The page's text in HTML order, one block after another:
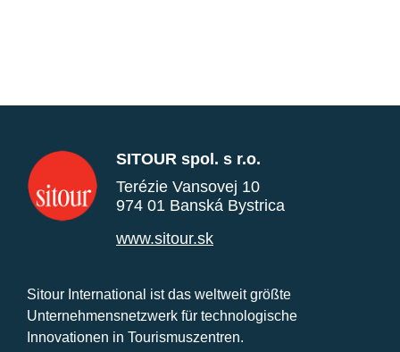
SITOUR spol. s r.o.
Terézie Vansovej 10
974 01 Banská Bystrica
www.sitour.sk
Sitour International ist das weltweit größte
Unternehmensnetzwerk für technologische
Innovationen in Tourismuszentren.